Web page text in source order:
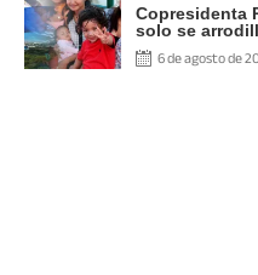
Copresidenta
solo se
6 de agosto de